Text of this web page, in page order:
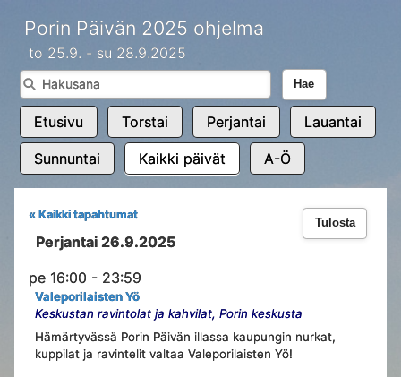
Porin Päivän 2025 ohjelma
to 25.9. - su 28.9.2025
Hae
Etusivu Torstai Perjantai Lauantai
Sunnuntai Kaikki päivät A-Ö
Tulosta
« Kaikki tapahtumat
Perjantai 26.9.2025
pe 16:00 - 23:59
Valeporilaisten Yö
Keskustan ravintolat ja kahvilat, Porin keskusta
Hämärtyvässä Porin Päivän illassa kaupungin nurkat,
kuppilat ja ravintelit valtaa Valeporilaisten Yö!